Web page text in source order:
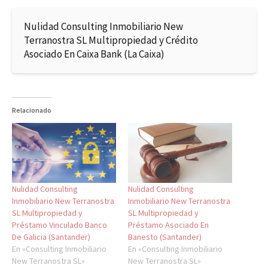
Nulidad Consulting Inmobiliario New
Terranostra SL Multipropiedad y Crédito
Asociado En Caixa Bank (La Caixa)
Relacionado
Nulidad Consulting
Inmobiliario New Terranostra
SL Multipropiedad y
Préstamo Vinculado Banco
De Galicia (Santander)
En «Consulting Inmobiliario
New Terranostra SL»
Nulidad Consulting
Inmobiliario New Terranostra
SL Multipropiedad y
Préstamo Asociado En
Banesto (Santander)
En «Consulting Inmobiliario
New Terranostra SL»